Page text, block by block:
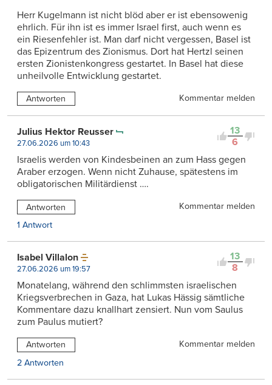
Herr Kugelmann ist nicht blöd aber er ist ebensowenig
ehrlich. Für ihn ist es immer Israel first, auch wenn es
ein Riesenfehler ist. Man darf nicht vergessen, Basel ist
das Epizentrum des Zionismus. Dort hat Hertzl seinen
ersten Zionistenkongress gestartet. In Basel hat diese
unheilvolle Entwicklung gestartet.
Antworten Kommentar melden
13
6
Julius Hektor Reusser
27.06.2026 um 10:43
Israelis werden von Kindesbeinen an zum Hass gegen
Araber erzogen. Wenn nicht Zuhause, spätestens im
obligatorischen Militärdienst ….
Antworten
Kommentar melden
1 Antwort
13
8
Isabel Villalon
27.06.2026 um 19:57
Monatelang, während den schlimmsten israelischen
Kriegsverbrechen in Gaza, hat Lukas Hässig sämtliche
Kommentare dazu knallhart zensiert. Nun vom Saulus
zum Paulus mutiert?
Antworten
Kommentar melden
2 Antworten